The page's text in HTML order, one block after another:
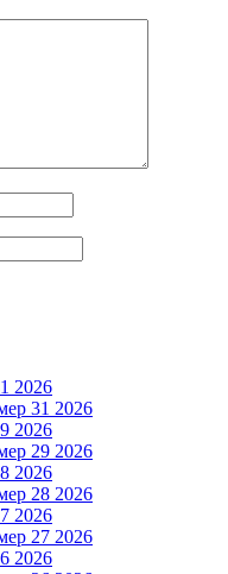
2026
31 2026
2026
29 2026
2026
28 2026
2026
27 2026
2026